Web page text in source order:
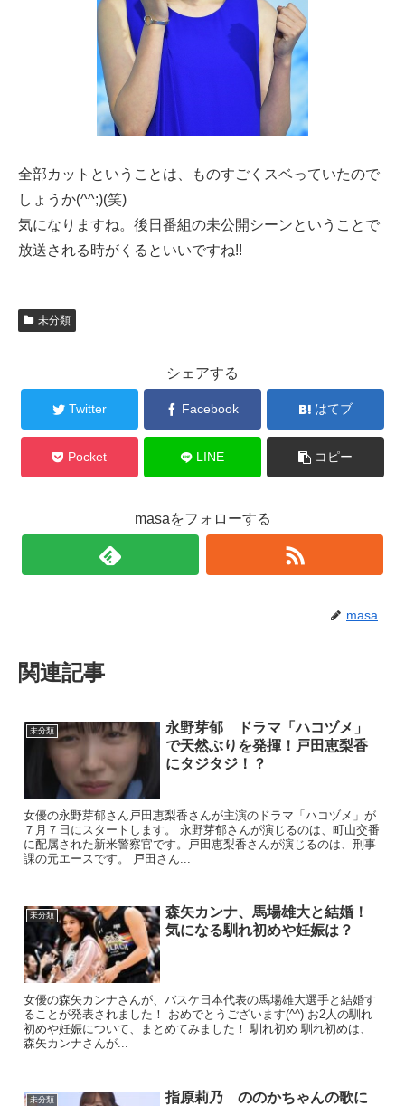
全部カットということは、ものすごくスベっていたので
しょうか(^^;)(笑)
気になりますね。後日番組の未公開シーンということで
放送される時がくるといいですね!!
未分類
シェアする
Twitter Facebook はてブ
Pocket LINE コピー
masaをフォローする
masa
関連記事
未分類
永野芽郁 ドラマ「ハコヅメ」
で天然ぶりを発揮！戸田恵梨香
にタジタジ！？
女優の永野芽郁さん戸田恵梨香さんが主演のドラマ「ハコヅメ」が
７月７日にスタートします。 永野芽郁さんが演じるのは、町山交番
に配属された新米警察官です。戸田恵梨香さんが演じるのは、刑事
課の元エースです。 戸田さん...
未分類
森矢カンナ、馬場雄大と結婚！
気になる馴れ初めや妊娠は？
女優の森矢カンナさんが、バスケ日本代表の馬場雄大選手と結婚す
ることが発表されました！ おめでとうございます(^^) お2人の馴れ
初めや妊娠について、まとめてみました！ 馴れ初め 馴れ初めは、
森矢カンナさんが...
未分類
指原莉乃 ののかちゃんの歌に